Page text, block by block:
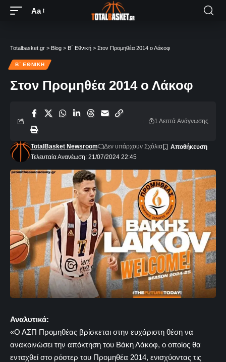
Aa
Totalbasket.gr > Blog > Β΄ Εθνική > Στον Προμηθέα 2014 ο Λάκοφ
Β΄ ΕΘΝΙΚΉ
Στον Προμηθέα 2014 ο Λάκοφ
Τελευταία Ανανέωση: 21/07/2024 22:45
TotalBasket Newsroom Δεν υπάρχουν Σχόλια
1 Λεπτά Aνάγνωσης
Αναλυτικά:
«Ο ΑΣΠ Προμηθέας βρίσκεται στην ευχάριστη θέση να
ανακοινώσει την απόκτηση του Βάκη Λάκοφ, ο οποίος θα
ενταχθεί στο ρόστερ του Προμηθέα 2014, ενισχύοντας τις